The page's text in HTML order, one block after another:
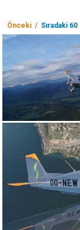
Önceki / Sıradaki 60